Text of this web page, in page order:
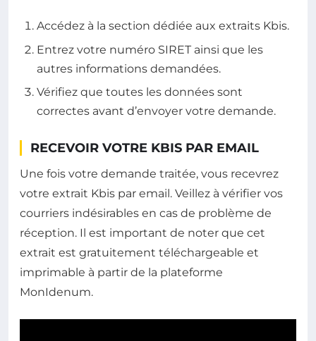
Accédez à la section dédiée aux extraits Kbis.
Entrez votre numéro SIRET ainsi que les
autres informations demandées.
Vérifiez que toutes les données sont
correctes avant d’envoyer votre demande.
RECEVOIR VOTRE KBIS PAR EMAIL
Une fois votre demande traitée, vous recevrez
votre extrait Kbis par email. Veillez à vérifier vos
courriers indésirables en cas de problème de
réception. Il est important de noter que cet
extrait est gratuitement téléchargeable et
imprimable à partir de la plateforme
MonIdenum.